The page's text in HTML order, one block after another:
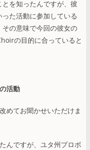
を知ったんですが、彼
た活動に参加している
の意味で今回の彼女の
の目的に合っていると
活動
めてお聞かせいただけま
んですが、ユタ州プロボ